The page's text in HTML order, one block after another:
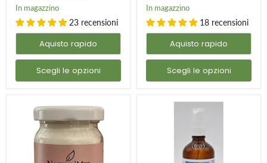
In magazzino
23 recensioni
Aquisto rapido
Scegli le opzioni
In magazzino
18 recensioni
Aquisto rapido
Scegli le opzioni